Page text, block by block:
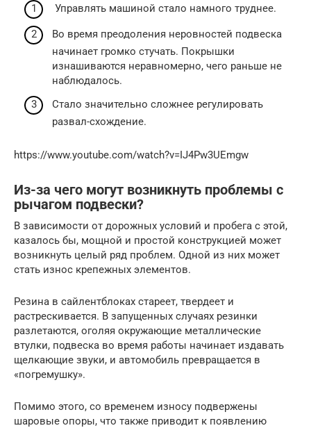
Управлять машиной стало намного труднее.
Во время преодоления неровностей подвеска
начинает громко стучать. Покрышки
изнашиваются неравномерно, чего раньше не
наблюдалось.
Стало значительно сложнее регулировать
развал-схождение.
https://www.youtube.com/watch?v=IJ4Pw3UEmgw
Из-за чего могут возникнуть проблемы с
рычагом подвески?
В зависимости от дорожных условий и пробега с этой,
казалось бы, мощной и простой конструкцией может
возникнуть целый ряд проблем. Одной из них может
стать износ крепежных элементов.
Резина в сайлентблоках стареет, твердеет и
растрескивается. В запущенных случаях резинки
разлетаются, оголяя окружающие металлические
втулки, подвеска во время работы начинает издавать
щелкающие звуки, и автомобиль превращается в
«погремушку».
Помимо этого, со временем износу подвержены
шаровые опоры, что также приводит к появлению